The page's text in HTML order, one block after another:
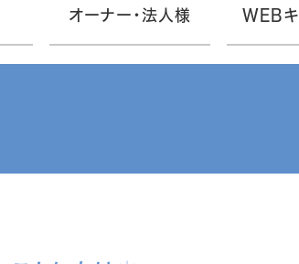
オーナー・法人様 WEBキ